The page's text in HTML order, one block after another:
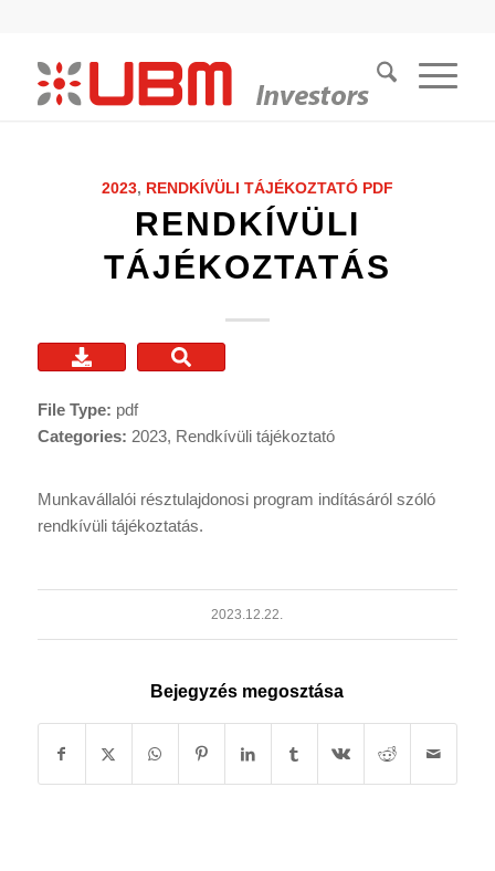
2023, RENDKÍVÜLI TÁJÉKOZTATÓ PDF
RENDKÍVÜLI
TÁJÉKOZTATÁS
Munkavállalói résztulajdonosi program indításáról szóló
rendkívüli tájékoztatás.
File Type: pdf
Categories: 2023, Rendkívüli tájékoztató
2023.12.22.
Bejegyzés megosztása